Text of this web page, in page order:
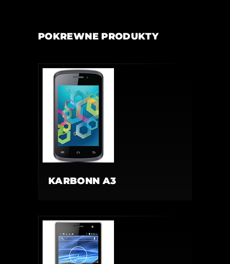
POKREWNE PRODUKTY
KARBONN A3